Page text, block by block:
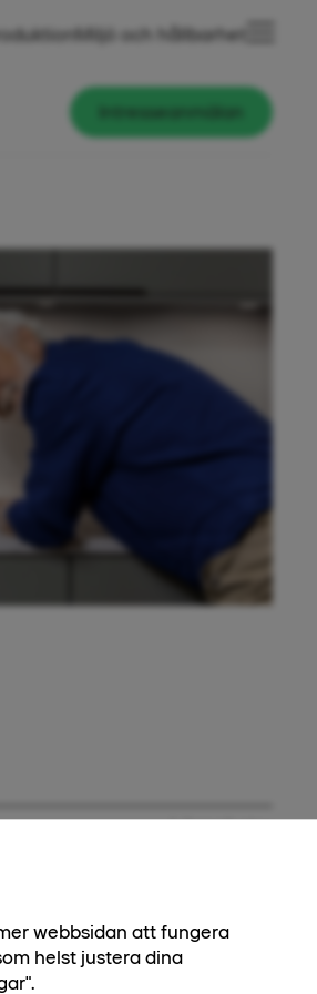
Miljö och hållbarhet
Intresseanmälan
Lägenheter
webbsidan att fungera
helst justera dina